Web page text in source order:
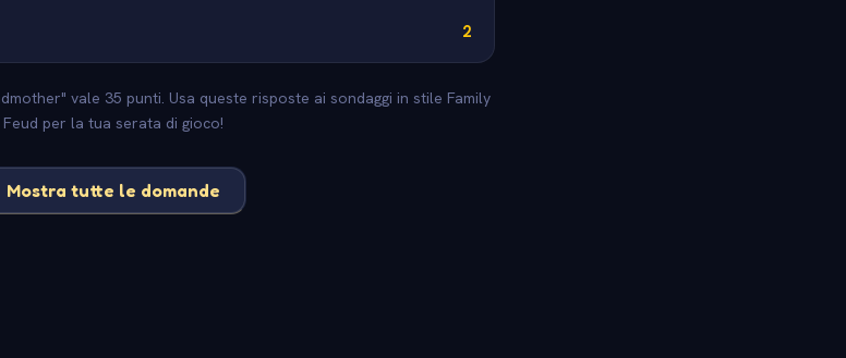
2
vale 35 punti. Usa queste risposte ai sondaggi in stile Family
Feud per la tua serata di gioco!
Mostra tutte le domande